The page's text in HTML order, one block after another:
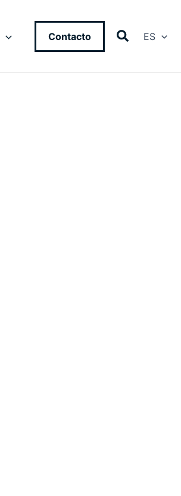
Contacto ES